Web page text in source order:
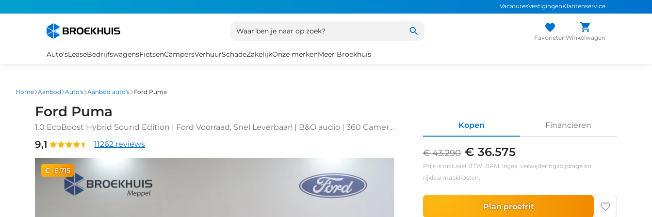
VacaturesVestigingenKlantenservice
Waar ben je naar op zoek?
FavorietenWinkelwagen
Auto'sLeaseBedrijfswagensFietsenCampersVerhuurSchadeZakelijkOnze merkenMeer Broekhuis
Home Aanbod Auto's Aanbod auto's Ford Puma
Ford Puma
1.0 EcoBoost Hybrid Sound Edition | Ford Voorraad, Snel Leverbaar! | B&O audio | 360 Camera
9,1 11262 reviews
€ -6.715
Kopen Financieren
€ 43.290 € 36.575
Prijs is inclusief BTW, BPM, leges, verwijderingsbijdrage en
rijklaarmaakkosten.
Plan proefrit